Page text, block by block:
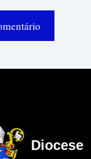
Diocese